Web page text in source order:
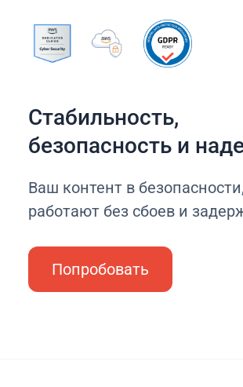
Стабильность,
безопасность и
Ваш контент в
работают без сбоев и
Попробовать